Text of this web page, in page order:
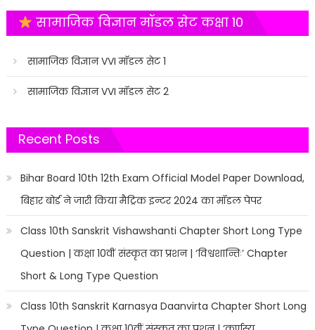
सामाजिक विज्ञान मॉडल सेट कक्षा 10
सामाजिक विज्ञान VVI मॉडल सेट 1
सामाजिक विज्ञान VVI मॉडल सेट 2
Recent Posts
Bihar Board 10th 12th Exam Official Model Paper Download,
बिहार बोर्ड ने जारी किया मैट्रिक इन्टर 2024 का मॉडल पेपर
Class 10th Sanskrit Vishawshanti Chapter Short Long Type
Question | कक्षा 10वीं संस्कृत का प्रशन | ‘विश्वशान्तिः’ Chapter
Short & Long Type Question
Class 10th Sanskrit Karnasya Daanvirta Chapter Short Long